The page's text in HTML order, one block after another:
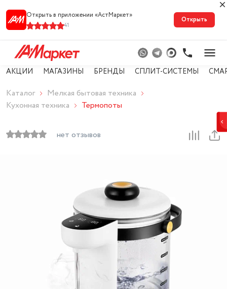
Открыть в приложении «АстМарке‪т‬»
41
Открыть
АКЦИИ МАГАЗИНЫ БРЕНДЫ СПЛИТ-СИСТЕМЫ
Каталог
Мелкая бытовая техника
Кухонная техника
Термопоты
нет отзывов